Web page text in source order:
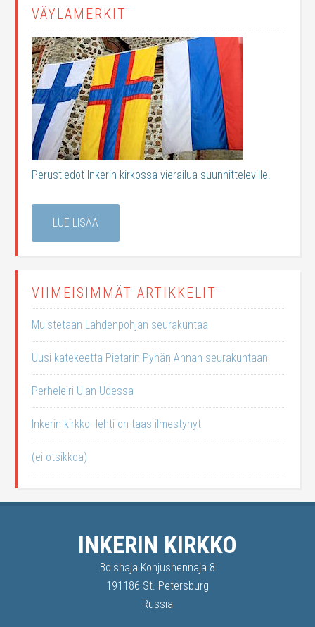
VÄYLÄMERKIT
Perustiedot Inkerin kirkossa vierailua suunnitteleville.
LUE LISÄÄ
VIIMEISIMMÄT ARTIKKELIT
Muistetaan Lahdenpohjan seurakuntaa
Uusi katekeetta Pietarin Pyhän Annan seurakuntaan
Perheleiri Ulan-Udessa
Inkerin kirkko -lehti on taas ilmestynyt
(ei otsikkoa)
INKERIN KIRKKO
Bolshaja Konjushennaja 8
191186 St. Petersburg
Russia